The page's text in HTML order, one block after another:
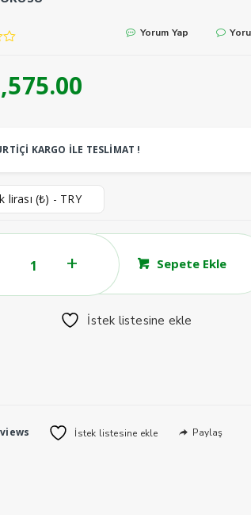
Yorum Yap
KARGO İLE TESLİMAT !
lirası (₺) - TRY
Sepete Ekle
İstek listesine ekle
İstek listesine ekle Paylaş